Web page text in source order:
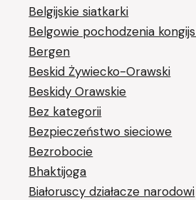
Belgijskie siatkarki
Belgowie pochodzenia
Bergen
Beskid Żywiecko-Orawski
Beskidy Orawskie
Bez kategorii
Bezpieczeństwo sieciowe
Bezrobocie
Bhaktijoga
Białoruscy działacze narodowi